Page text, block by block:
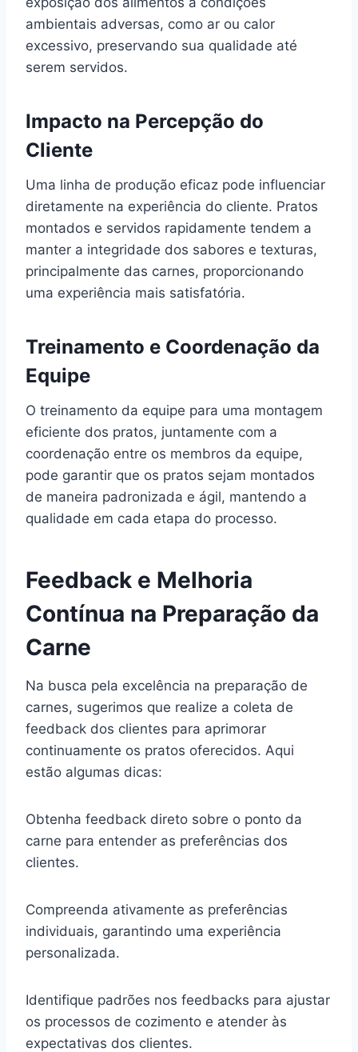
ambientais adversas, como ar ou calor
excessivo, preservando sua qualidade até
serem servidos.
Impacto na Percepção do
Cliente
Uma linha de produção eficaz pode influenciar
diretamente na experiência do cliente. Pratos
montados e servidos rapidamente tendem a
manter a integridade dos sabores e texturas,
principalmente das carnes, proporcionando
uma experiência mais satisfatória.
Treinamento e Coordenação da
Equipe
O treinamento da equipe para uma montagem
eficiente dos pratos, juntamente com a
coordenação entre os membros da equipe,
pode garantir que os pratos sejam montados
de maneira padronizada e ágil, mantendo a
qualidade em cada etapa do processo.
Feedback e Melhoria
Contínua na Preparação da
Carne
Na busca pela excelência na preparação de
carnes, sugerimos que realize a coleta de
feedback dos clientes para aprimorar
continuamente os pratos oferecidos. Aqui
estão algumas dicas:
Obtenha feedback direto sobre o ponto da
carne para entender as preferências dos
clientes.
Compreenda ativamente as preferências
individuais, garantindo uma experiência
personalizada.
Identifique padrões nos feedbacks para ajustar
os processos de cozimento e atender às
expectativas dos clientes.